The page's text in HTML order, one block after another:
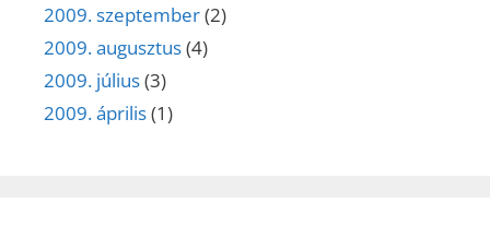
2009. szeptember(2)
2009. augusztus(4)
2009. július(3)
2009. április(1)